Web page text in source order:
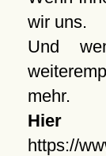
wir uns.
Und
mehr.
https://